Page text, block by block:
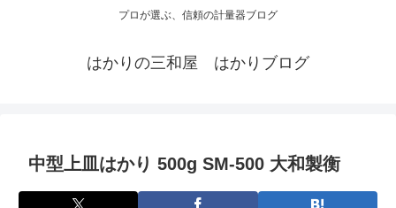
プロが選ぶ、信頼の計量器ブログ
はかりの三和屋 はかりブログ
中型上皿はかり 500g SM-500 大和製衡